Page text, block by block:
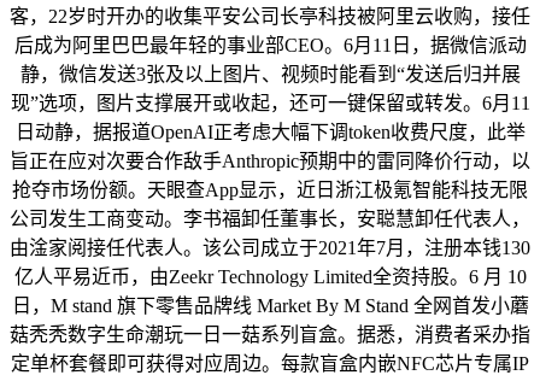
客，22岁时开办的收集平安公司长亭科技被阿里云收购，接任
后成为阿里巴巴最年轻的事业部CEO。6月11日，据微信派动
静，微信发送3张及以上图片、视频时能看到“发送后归并展
现”选项，图片支撑展开或收起，还可一键保留或转发。6月11
日动静，据报道OpenAI正考虑大幅下调token收费尺度，此举
旨正在应对次要合作敌手Anthropic预期中的雷同降价行动，以
抢夺市场份额。天眼查App显示，近日浙江极氪智能科技无限
公司发生工商变动。李书福卸任董事长，安聪慧卸任代表人，
由淦家阅接任代表人。该公司成立于2021年7月，注册本钱130
亿人平易近币，由Zeekr Technology Limited全资持股。6 月 10
日，M stand 旗下零售品牌线 Market By M Stand 全网首发小蘑
菇秃秃数字生命潮玩一日一菇系列盲盒。据悉，消费者采办指
定单杯套餐即可获得对应周边。每款盲盒内嵌NFC芯片专属IP